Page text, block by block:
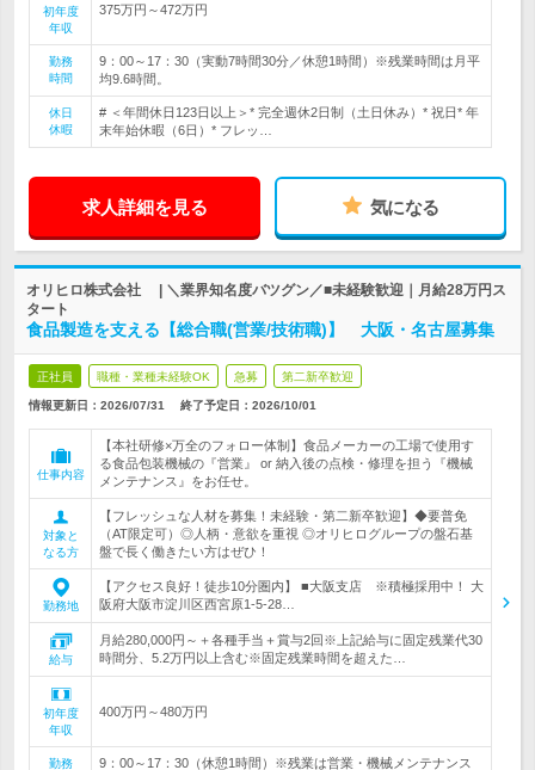
初年度
年収
375万円～472万円
勤務
時間
9：00～17：30（実動7時間30分／休憩1時間）※残業時間は月平
均9.6時間。
休日
休暇
# ＜年間休日123日以上＞* 完全週休2日制（土日休み）* 祝日* 年
末年始休暇（6日）* フレッ…
求人詳細を見る 気になる
オリヒロ株式会社 | ＼業界知名度バツグン／■未経験歓迎｜月給28万円ス
タート
食品製造を支える【総合職(営業/技術職)】 大阪・名古屋募集
正社員 職種・業種未経験OK 急募 第二新卒歓迎
情報更新日：2026/07/31 終了予定日： 2026/10/01
仕事内容
【本社研修×万全のフォロー体制】食品メーカーの工場で使用す
る食品包装機械の『営業』 or 納入後の点検・修理を担う『機械
メンテナンス』をお任せ。
対象と
なる方
【フレッシュな人材を募集！未経験・第二新卒歓迎】◆要普免
（AT限定可）◎人柄・意欲を重視 ◎オリヒログループの盤石基
盤で長く働きたい方はぜひ！
勤務地
【アクセス良好！徒歩10分圏内】 ■大阪支店 ※積極採用中！ 大
阪府大阪市淀川区西宮原1-5-28…
給与
月給280,000円～＋各種手当＋賞与2回※上記給与に固定残業代30
時間分、5.2万円以上含む※固定残業時間を超えた…
初年度
年収
400万円～480万円
勤務
9：00～17：30（休憩1時間）※残業は営業・機械メンテナンス